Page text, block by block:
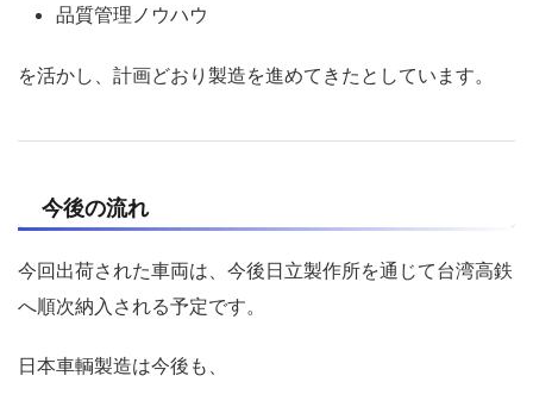
品質管理ノウハウ
を活かし、計画どおり製造を進めてきたとしています。
今後の流れ
今回出荷された車両は、今後日立製作所を通じて台湾高鉄
へ順次納入される予定です。
日本車輌製造は今後も、